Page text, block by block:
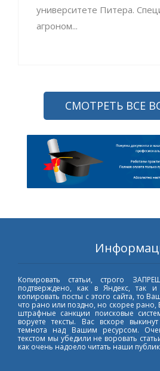
университете Питера.
агроном...
СМОТРЕТЬ ВСЕ
Копировать статьи, строго
подтверждено, как в Яндекс, так
копировать посты с этого сайта, то
что рано или поздно, но скорее
штрафные санкции поисковые
воруете тексты. Вас вскоре
темнота над Вашим ресурсом.
текстом мы убедили не воровать
как очень надоело читать наши